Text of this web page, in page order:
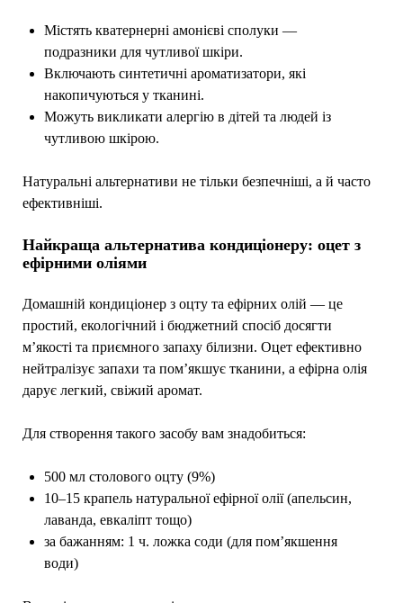
Містять кватернерні амонієві сполуки —
подразники для чутливої шкіри.
Включають синтетичні ароматизатори, які
накопичуються у тканині.
Можуть викликати алергію в дітей та людей із
чутливою шкірою.
Натуральні альтернативи не тільки безпечніші, а й часто
ефективніші.
Найкраща альтернатива кондиціонеру: оцет з
ефірними оліями
Домашній кондиціонер з оцту та ефірних олій — це
простий, екологічний і бюджетний спосіб досягти
м’якості та приємного запаху білизни. Оцет ефективно
нейтралізує запахи та пом’якшує тканини, а ефірна олія
дарує легкий, свіжий аромат.
Для створення такого засобу вам знадобиться:
500 мл столового оцту (9%)
10–15 крапель натуральної ефірної олії (апельсин,
лаванда, евкаліпт тощо)
за бажанням: 1 ч. ложка соди (для пом’якшення
води)